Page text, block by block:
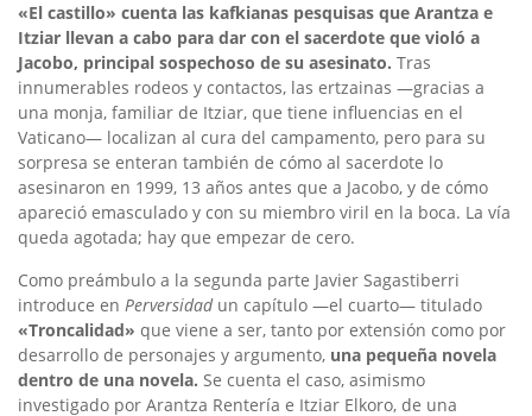
«El castillo» cuenta las kafkianas pesquisas que Arantza e
Itziar llevan a cabo para dar con el sacerdote que violó a
Jacobo, principal sospechoso de su asesinato. Tras
innumerables rodeos y contactos, las ertzainas —gracias a
una monja, familiar de Itziar, que tiene influencias en el
Vaticano— localizan al cura del campamento, pero para su
sorpresa se enteran también de cómo al sacerdote lo
asesinaron en 1999, 13 años antes que a Jacobo, y de cómo
apareció emasculado y con su miembro viril en la boca. La vía
queda agotada; hay que empezar de cero.
Como preámbulo a la segunda parte Javier Sagastiberri
introduce en Perversidadun capítulo —el cuarto— titulado
«Troncalidad» que viene a ser, tanto por extensión como por
desarrollo de personajes y argumento, una pequeña novela
dentro de una novela. Se cuenta el caso, asimismo
investigado por Arantza Rentería e Itziar Elkoro, de una